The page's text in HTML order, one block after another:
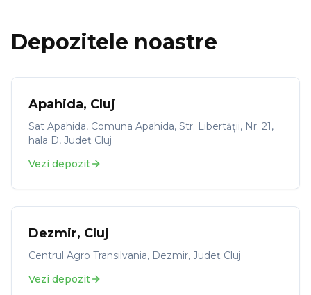
Depozitele noastre
Apahida, Cluj
Sat Apahida, Comuna Apahida, Str. Libertății, Nr. 21,
hala D, Județ Cluj
Vezi depozit
Dezmir, Cluj
Centrul Agro Transilvania, Dezmir, Județ Cluj
Vezi depozit